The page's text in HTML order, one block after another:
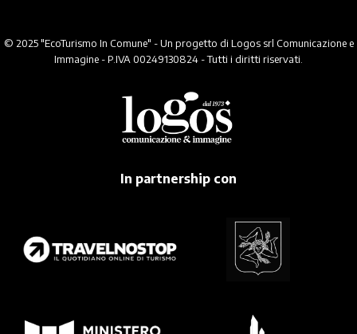
© 2025 "EcoTurismo In Comune" - Un progetto di Logos srl Comunicazione e
Immagine - P.IVA 00249130824 - Tutti i diritti riservati.
In partnership con